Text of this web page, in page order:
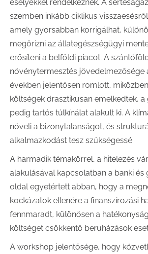
esélyekkel rendelkeznek. A
szemben inkább ciklikus
amely gyorsabban korrigálhat,
megőrizni az állategészségügyi
erősíteni a belföldi piacot. A
növénytermesztés jövedelmezősége
években jelentősen romlott,
költségek drasztikusan emelkedtek,
pedig tartós túlkínálat alakult ki. A
növeli a bizonytalanságot, és
alkalmazkodást tesz szükségessé.
A harmadik témakörrel, a hitelezés
alakulásával kapcsolatban a banki és
oldal egyetértett abban, hogy a
kockázatok ellenére a finanszírozási
fennmaradt, különösen a
költséget csökkentő beruházások
A workshop jelentősége, hogy